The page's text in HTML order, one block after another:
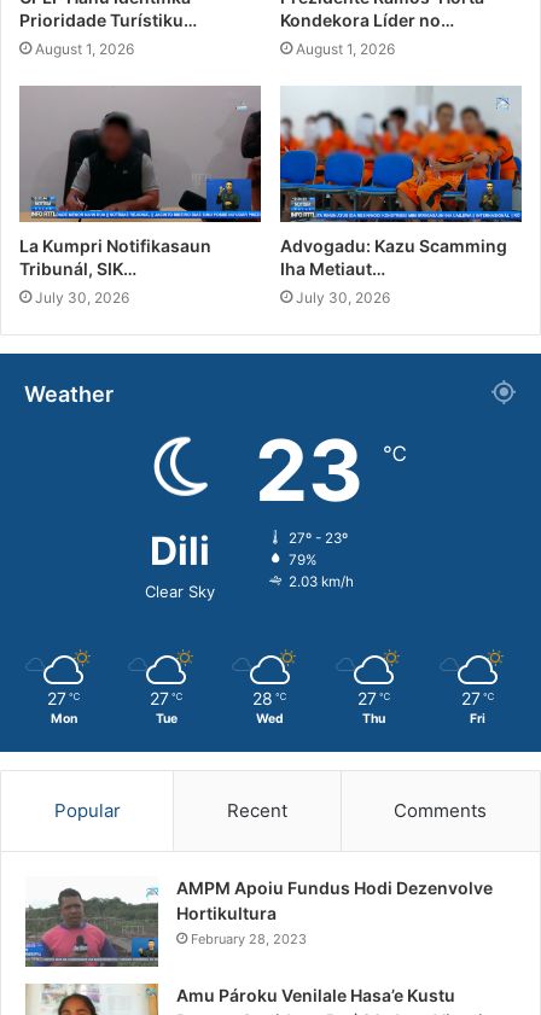
Prioridade Turístiku…
August 1, 2026
Kondekora Líder no…
August 1, 2026
La Kumpri Notifikasaun
Tribunál, SIK…
July 30, 2026
Advogadu: Kazu Scamming
Iha Metiaut…
July 30, 2026
Weather
Dili
Clear Sky
23 ℃
27º - 23º
79%
2.03 km/h
27 ℃
Mon
27 ℃
Tue
28 ℃
Wed
27 ℃
Thu
27 ℃
Fri
Popular Recent Comments
AMPM Apoiu Fundus Hodi Dezenvolve
Hortikultura
February 28, 2023
Amu Pároku Venilale Hasa’e Kustu